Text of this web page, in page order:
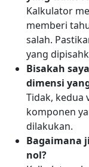
Kalkulator
memberi
salah.
yang
Bisakah
dimensi
Tidak, kedua
komponen
dilakukan.
Bagaimana
nol?